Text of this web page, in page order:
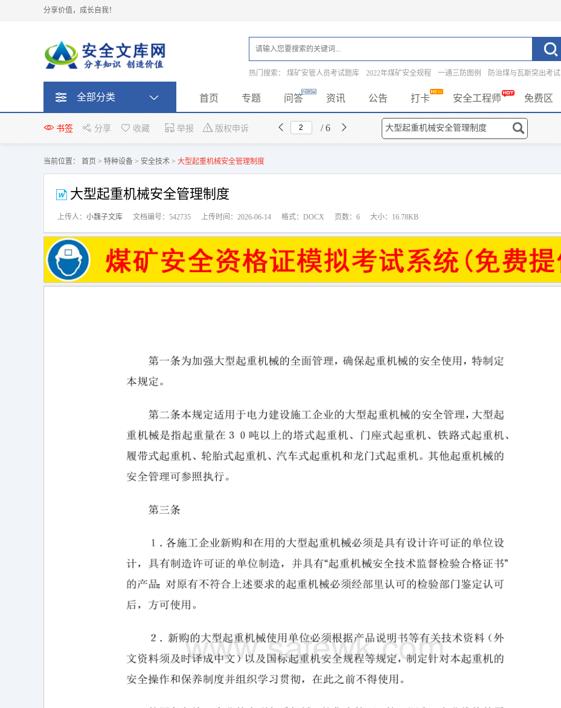
分享价值，成长自我！
热门搜索： 煤矿安管人员考试题库 2022年煤矿安全规程 一通三防图例
防治煤与瓦斯突出考试
全部分类 首页 专题 问答 资讯 公告 打卡 安全工程师 免费区
书签 分享 收藏 举报 版权申诉 / 6
当前位置： 首页 > 特种设备 > 安全技术 > 大型起重机械安全管理制度
大型起重机械安全管理制度
上传人： 小魏子文库 文档编号：542735 上传时间：2026-06-14 格式：DOCX 页数：6 大小：16.78KB